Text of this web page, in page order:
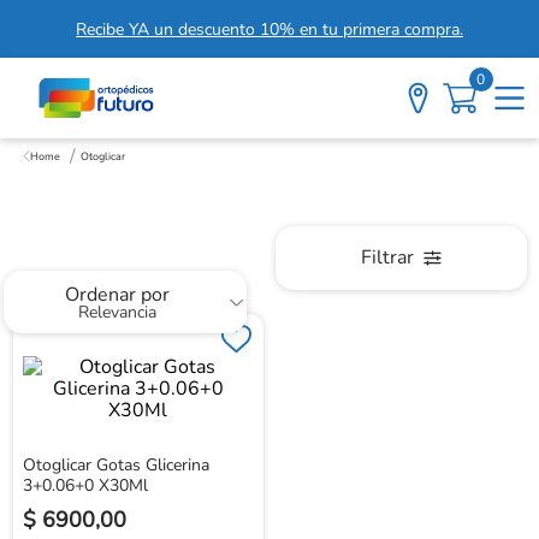
Recibe YA un descuento 10% en tu primera compra.
0
Otoglicar
Otoglicar
Ordenar por
Relevancia
Filtrar
Otoglicar Gotas Glicerina
3+0.06+0 X30Ml
$ 6900,00